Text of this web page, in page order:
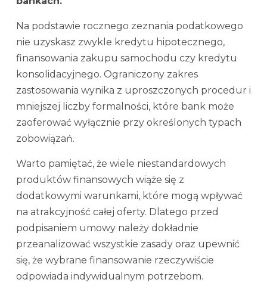
Na podstawie rocznego zeznania podatkowego
nie uzyskasz zwykle kredytu hipotecznego,
finansowania zakupu samochodu czy kredytu
konsolidacyjnego. Ograniczony zakres
zastosowania wynika z uproszczonych procedur i
mniejszej liczby formalności, które bank może
zaoferować wyłącznie przy określonych typach
zobowiązań.
Warto pamiętać, że wiele niestandardowych
produktów finansowych wiąże się z
dodatkowymi warunkami, które mogą wpływać
na atrakcyjność całej oferty. Dlatego przed
podpisaniem umowy należy dokładnie
przeanalizować wszystkie zasady oraz upewnić
się, że wybrane finansowanie rzeczywiście
odpowiada indywidualnym potrzebom.